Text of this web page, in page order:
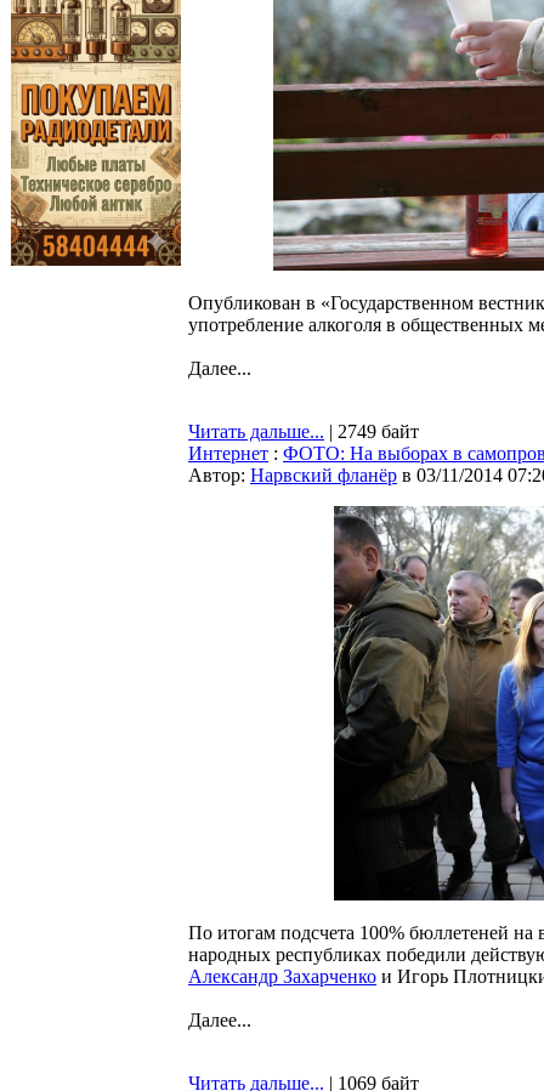
Опубликован в «Государственном
употребление алкоголя в общественных
Далее...
Читать дальше... | 2749 байт
Интернет : ФОТО: На выборах в
Автор: Нарвский фланёр в 03/11/2014
По итогам подсчета 100% бюллетеней
народных республиках победили
Александр Захарченко и Игорь
Далее...
Читать дальше... | 1069 байт